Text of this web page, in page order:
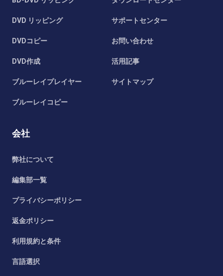
DVD リッピング
DVDコピー
DVD作成
ブルーレイプレイヤー
ブルーレイコピー
サポートセンター
お問い合わせ
活用記事
サイトマップ
会社
弊社について
編集部一覧
プライバシーポリシー
返金ポリシー
利用規約と条件
言語選択